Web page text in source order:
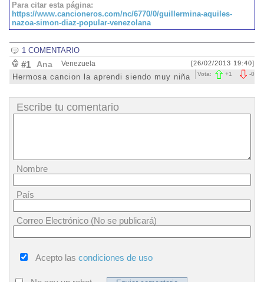
Para citar esta página:
https://www.cancioneros.com/nc/6770/0/guillermina-aquiles-
nazoa-simon-diaz-popular-venezolana
1 COMENTARIO
#1 Ana Venezuela [26/02/2013 19:40]
-0
Vota: +1
Hermosa cancion la aprendi siendo muy niña
Escribe tu comentario
Nombre
País
Correo Electrónico (No se publicará)
Acepto las condiciones de uso